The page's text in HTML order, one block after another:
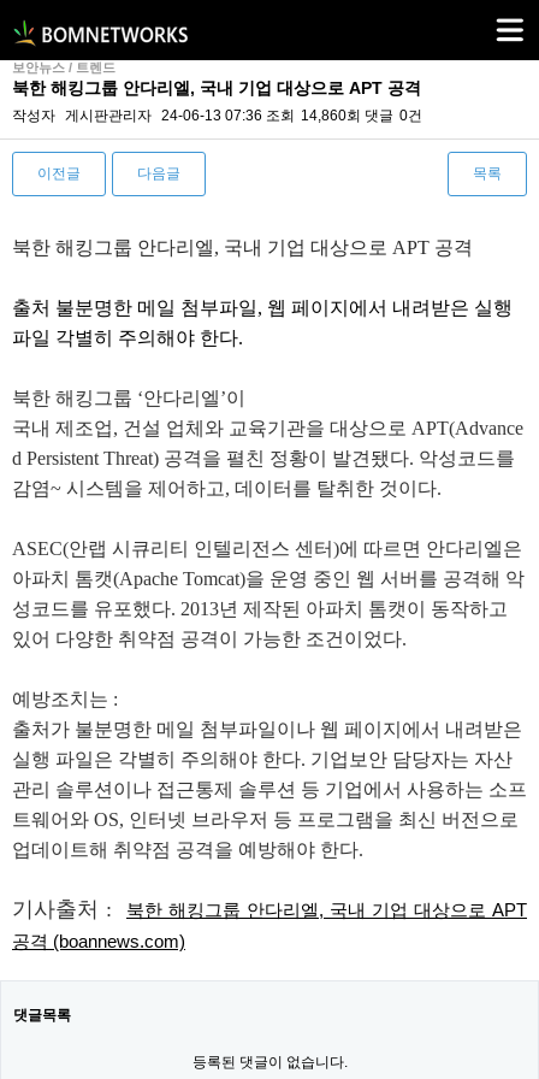
보안뉴스 / 트렌드
북한 해킹그룹 안다리엘, 국내 기업 대상으로 APT 공격
작성자 게시판관리자 24-06-13 07:36 조회 14,860회 댓글 0건
이전글 다음글 목록
북한 해킹 그룹 안다리엘, 국내 기업 대상으로 APT 공격
출처 불분명한 메일 첨부파일, 웹 페이지에서 내려받은 실행
파일 각별히 주의해야 한다.
북한 해킹그룹 ‘안다리엘’이
국내 제조업, 건설 업체와 교육기관을 대상으로 APT(Advance
d Persistent Threat) 공격을 펼친 정황이 발견됐다. 악성코드를
감염~ 시스템을 제어하고, 데이터를 탈취한 것이다.
ASEC(안랩 시큐리티 인텔리전스 센터)에 따르면 안다리엘은
아파치 톰캣(Apache Tomcat)을 운영 중인 웹 서버를 공격해 악
성코드를 유포했다. 2013년 제작된 아파치 톰캣이 동작하고
있어 다양한 취약점 공격이 가능한 조건이었다.
예방조치는 :
출처가 불분명한 메일 첨부파일이나 웹 페이지에서 내려받은
실행 파일은 각별히 주의해야 한다. 기업보안 담당자는 자산
관리 솔루션이나 접근통제 솔루션 등 기업에서 사용하는 소프
트웨어와 OS, 인터넷 브라우저 등 프로그램을 최신 버전으로
업데이트해 취약점 공격을 예방해야 한다.
기사출처 :
북한 해킹그룹 안다리엘, 국내 기업 대상으로 APT
공격 (boannews.com)
댓글목록
등록된 댓글이 없습니다.